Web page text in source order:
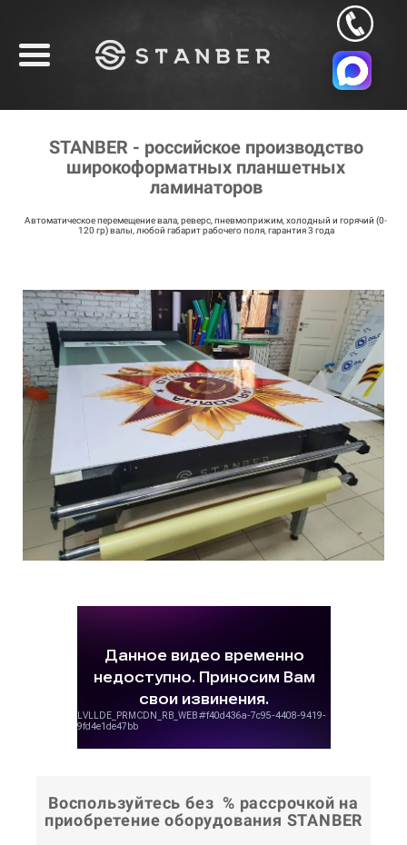
STANBER - российское производство
широкоформатных планшетных
ламинаторов
Автоматическое перемещение вала, реверс, пневмоприжим, холодный и горячий (0-
120 гр) валы, любой габарит рабочего поля, гарантия 3 года
Воспользуйтесь без % рассрочкой на
приобретение оборудования STANBER